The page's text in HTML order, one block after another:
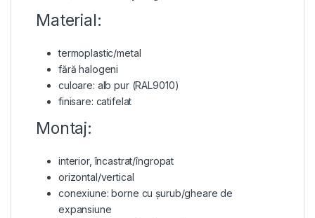
Material:
termoplastic/metal
fără halogeni
culoare: alb pur (RAL9010)
finisare: catifelat
Montaj:
interior, încastrat/îngropat
orizontal/vertical
conexiune: borne cu șurub/gheare de
expansiune